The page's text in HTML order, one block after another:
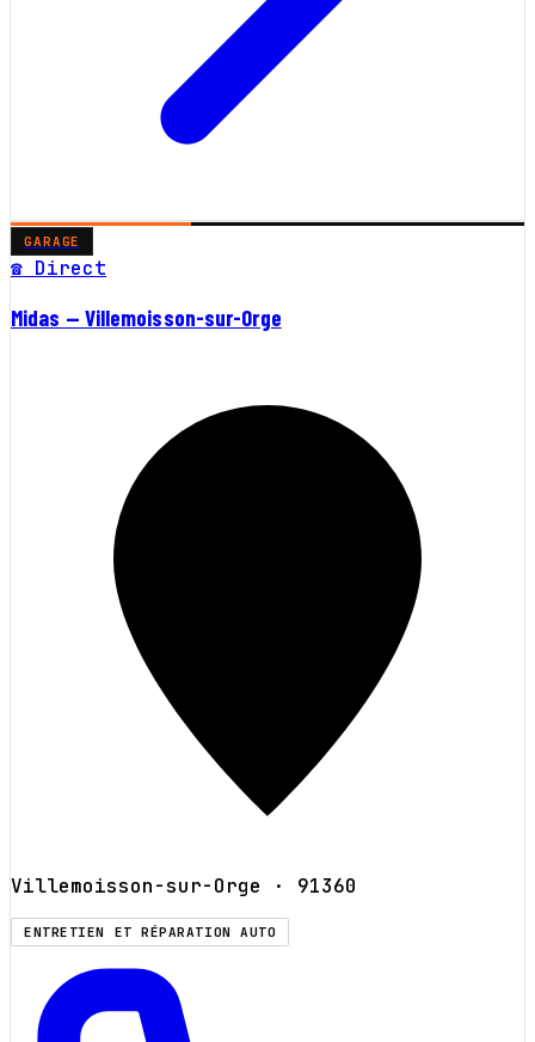
GARAGE
☎ Direct
Midas — Villemoisson-sur-Orge
Villemoisson-sur-Orge · 91360
ENTRETIEN ET RÉPARATION AUTO